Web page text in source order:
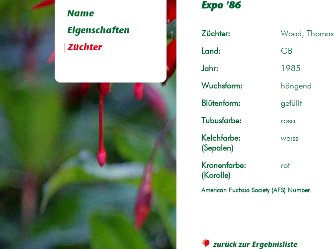
Name
Eigenschaften
Züchter
Expo '86
Züchter: Wood, Thomas
Land: GB
Jahr: 1985
Wuchsform: hängend
Blütenform: gefüllt
Tubusfarbe: rosa
Kelchfarbe:
(Sepalen)
weiss
Kronenfarbe:
(Korolle)
rot
American Fuchsia Society (AFS) Number:
zurück zur Ergebnisliste